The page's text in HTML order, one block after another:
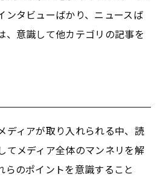
ンタビューばかり、ニュースば
、意識して他カテゴリの記事を
ディアが取り入れられる中、読
てメディア全体のマンネリを解
らのポイントを意識すること